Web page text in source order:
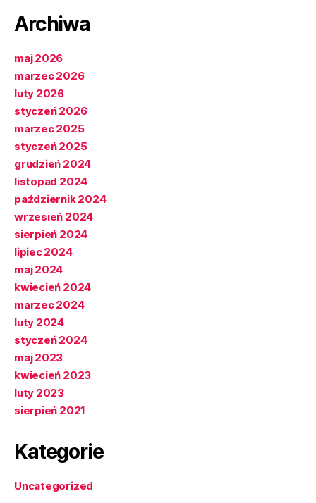
Archiwa
maj 2026
marzec 2026
luty 2026
styczeń 2026
marzec 2025
styczeń 2025
grudzień 2024
listopad 2024
październik 2024
wrzesień 2024
sierpień 2024
lipiec 2024
maj 2024
kwiecień 2024
marzec 2024
luty 2024
styczeń 2024
maj 2023
kwiecień 2023
luty 2023
sierpień 2021
Kategorie
Uncategorized